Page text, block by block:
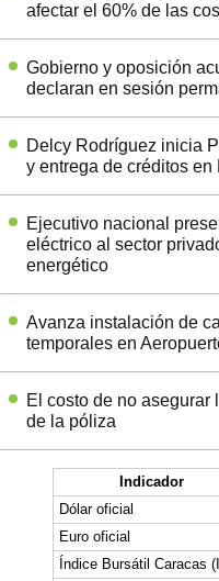
afectar el 60% de las
Gobierno y oposición
declaran en sesión
Delcy Rodríguez inicia
y entrega de créditos en
Ejecutivo nacional
eléctrico al sector
energético
Avanza instalación de
temporales en
El costo de no
de la póliza
Indicador
Dólar oficial
Euro oficial
Índice Bursátil Caracas